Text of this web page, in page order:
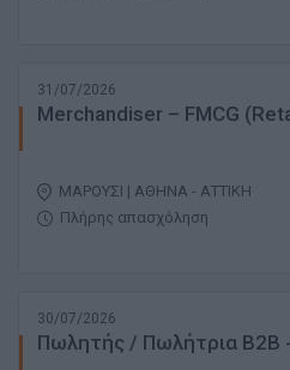
31/07/2026
Merchandiser – FMCG
ΜΑΡΟΥΣΙ | ΑΘΗΝΑ - ΑΤΤΙΚΗ
Πλήρης απασχόληση
30/07/2026
Πωλητής / Πωλήτρια B2B